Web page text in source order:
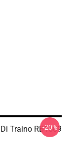
Traino RB1509
-20%